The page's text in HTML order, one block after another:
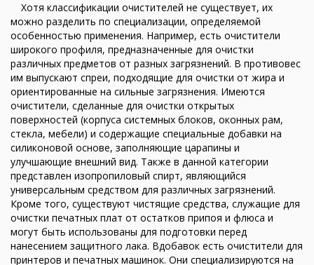
Хотя классификации очистителей не существует, их
можно разделить по специализации, определяемой
особенностью применения. Например, есть очистители
широкого профиля, предназначенные для очистки
различных предметов от разных загрязнений. В противовес
им выпускают спреи, подходящие для очистки от жира и
ориентированные на сильные загрязнения. Имеются
очистители, сделанные для очистки открытых
поверхностей (корпуса системных блоков, оконных рам,
стекла, мебели) и содержащие специальные добавки на
силиконовой основе, заполняющие царапины и
улучшающие внешний вид. Также в данной категории
представлен изопропиловый спирт, являющийся
универсальным средством для различных загрязнений.
Кроме того, существуют чистящие средства, служащие для
очистки печатных плат от остатков припоя и флюса и
могут быть использованы для подготовки перед
нанесением защитного лака. Вдобавок есть очистители для
принтеров и печатных машинок. Они специализируются на